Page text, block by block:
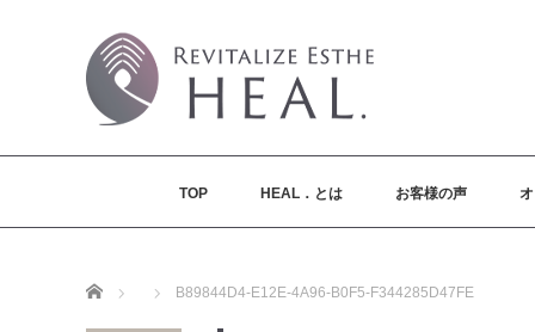
TOP HEAL．とは お客様の声
Home B89844D4-E12E-4A96-B0F5-F344285D47FE